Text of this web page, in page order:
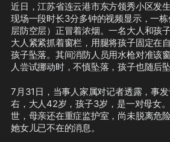
近日，江苏省连云港市东方领秀小区发
现场一段时长3分多钟的视频显示，一
层防空层）正冒着浓烟。一名大人和孩
大人紧紧抓着窗栏，用腿将孩子固定在
孩子坠落。其间消防人员用水枪对准该
人尝试挪动时，不慎坠落，孩子也随后坠
7月31日，当事人家属对记者透露，事
右，大人42岁，孩子3岁，是一对母女
世，母亲还在重症监护室，尚未脱离危
她女儿已不在的消息。